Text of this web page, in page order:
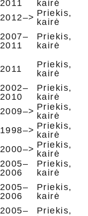
2011
kairė
2012–> Priekis,
kairė
2007–
2011
Priekis,
kairė
2011
Priekis,
kairė
2002–
2010
Priekis,
kairė
2009–> Priekis,
kairė
1998–> Priekis,
kairė
2000–> Priekis,
kairė
2005–
2006
Priekis,
kairė
2005–
2006
Priekis,
kairė
2005–
Priekis,